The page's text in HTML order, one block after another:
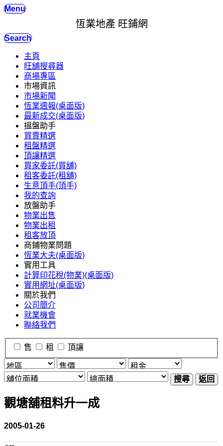
Menu
恆業地產 旺鋪網
Search
主頁
旺舖搜尋器
商場專區
市場資訊
市場新聞
恆業週報(桌面版)
最新成交(桌面版)
搵盤助手
買賣精選
租盤精選
頂讓精選
買家委託(買舖)
租客委託(租舖)
生意頂手(頂手)
我的查詢
放盤助手
物業出售
物業出租
租客放頂
商鋪物業問題
恆業大夫(桌面版)
實用工具
計算印花稅(物業)(桌面版)
實用網址(桌面版)
關於我們
公司簡介
就業機會
聯絡我們
售 租 頂讓
搜尋 返回
觀塘舖租料升一成
2005-01-26